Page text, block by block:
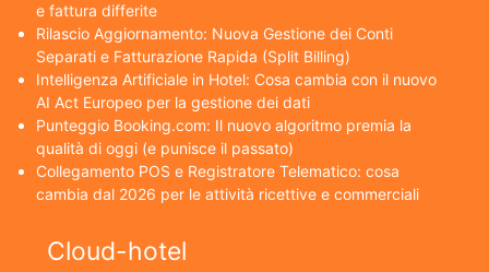
e fattura differite
Rilascio Aggiornamento: Nuova Gestione dei Conti
Separati e Fatturazione Rapida (Split Billing)
Intelligenza Artificiale in Hotel: Cosa cambia con il nuovo
AI Act Europeo per la gestione dei dati
Punteggio Booking.com: Il nuovo algoritmo premia la
qualità di oggi (e punisce il passato)
Collegamento POS e Registratore Telematico: cosa
cambia dal 2026 per le attività ricettive e commerciali
Cloud-hotel